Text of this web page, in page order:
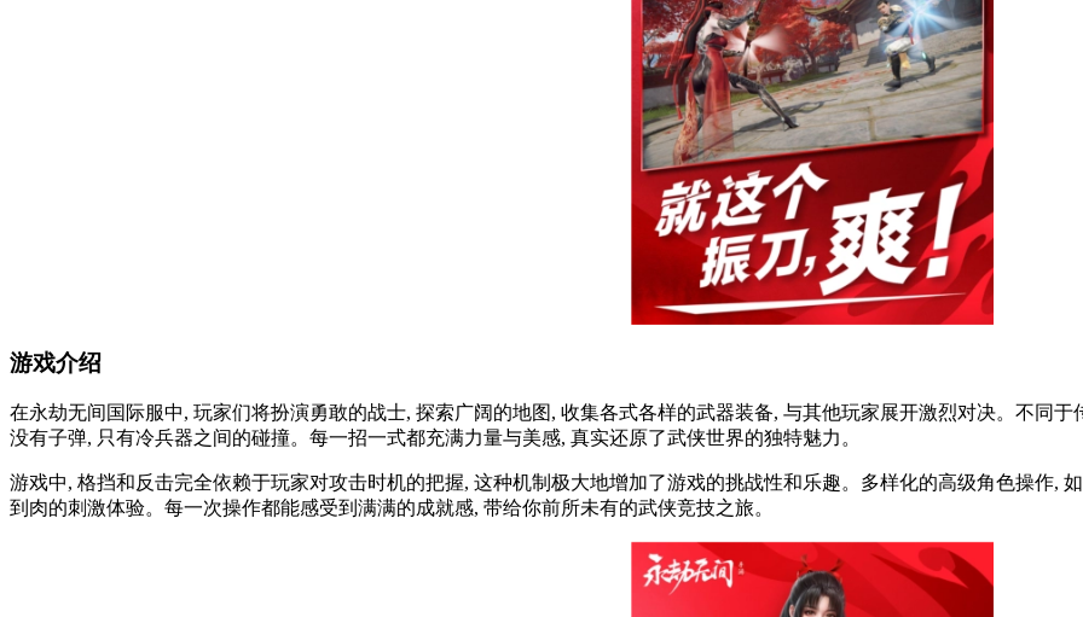
游戏介绍
在永劫无间国际服中, 玩家们将扮演勇敢的战士, 探索广阔的地图, 收集各式各样的武器装备, 与其他玩家展开激烈对决。不同
没有子弹, 只有冷兵器之间的碰撞。每一招一式都充满力量与美感, 真实还原了武侠世界的独特魅力。
游戏中, 格挡和反击完全依赖于玩家对攻击时机的把握, 这种机制极大地增加了游戏的挑战性和乐趣。多样化的高级角色操作,
到肉的刺激体验。每一次操作都能感受到满满的成就感, 带给你前所未有的武侠竞技之旅。